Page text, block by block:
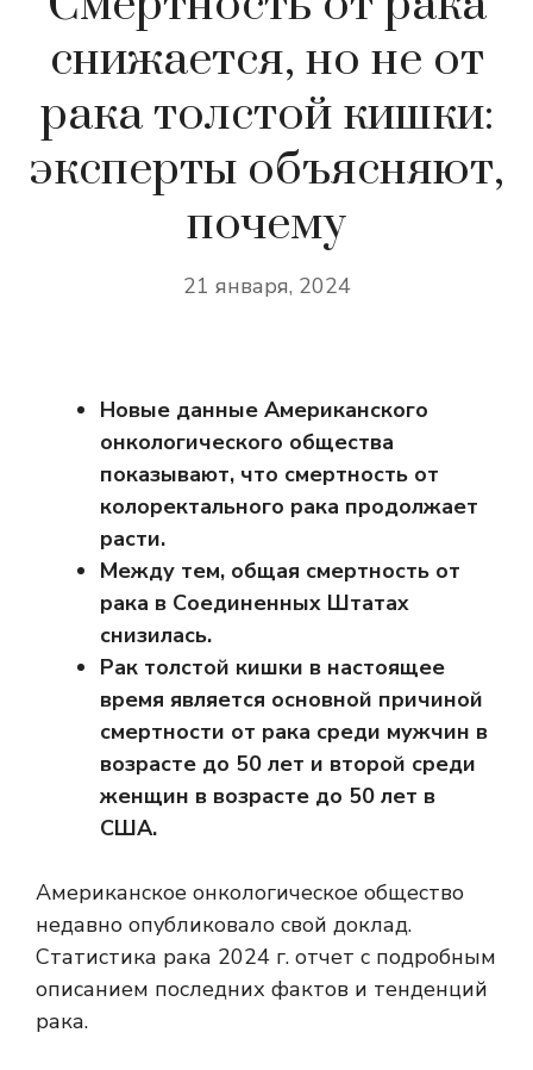
снижается, но не от
рака толстой кишки:
эксперты объясняют,
почему
21 января, 2024
Новые данные Американского
онкологического общества
показывают, что смертность от
колоректального рака продолжает
расти.
Между тем, общая смертность от
рака в Соединенных Штатах
снизилась.
Рак толстой кишки в настоящее
время является основной причиной
смертности от рака среди мужчин в
возрасте до 50 лет и второй среди
женщин в возрасте до 50 лет в
США.
Американское онкологическое общество
недавно опубликовало свой доклад.
Статистика рака 2024 г. отчет с подробным
описанием последних фактов и тенденций
рака.